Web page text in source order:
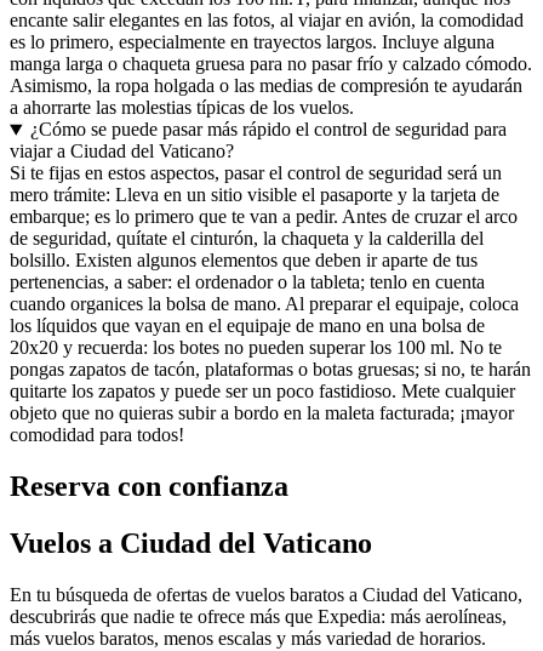
encante salir elegantes en las fotos, al viajar en avión, la comodidad
es lo primero, especialmente en trayectos largos. Incluye alguna
manga larga o chaqueta gruesa para no pasar frío y calzado cómodo.
Asimismo, la ropa holgada o las medias de compresión te ayudarán
a ahorrarte las molestias típicas de los vuelos.
¿Cómo se puede pasar más rápido el control de seguridad para
viajar a Ciudad del Vaticano?
Si te fijas en estos aspectos, pasar el control de seguridad será un
mero trámite: Lleva en un sitio visible el pasaporte y la tarjeta de
embarque; es lo primero que te van a pedir. Antes de cruzar el arco
de seguridad, quítate el cinturón, la chaqueta y la calderilla del
bolsillo. Existen algunos elementos que deben ir aparte de tus
pertenencias, a saber: el ordenador o la tableta; tenlo en cuenta
cuando organices la bolsa de mano. Al preparar el equipaje, coloca
los líquidos que vayan en el equipaje de mano en una bolsa de
20x20 y recuerda: los botes no pueden superar los 100 ml. No te
pongas zapatos de tacón, plataformas o botas gruesas; si no, te harán
quitarte los zapatos y puede ser un poco fastidioso. Mete cualquier
objeto que no quieras subir a bordo en la maleta facturada; ¡mayor
comodidad para todos!
Reserva con confianza
Vuelos a Ciudad del Vaticano
En tu búsqueda de ofertas de vuelos baratos a Ciudad del Vaticano,
descubrirás que nadie te ofrece más que Expedia: más aerolíneas,
más vuelos baratos, menos escalas y más variedad de horarios.